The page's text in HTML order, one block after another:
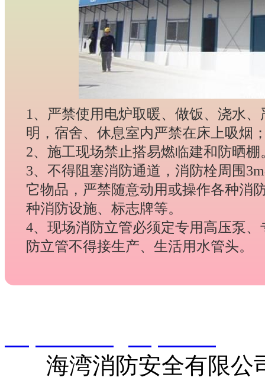
1、严禁使用电炉取暖、做饭、浇水
明，宿舍、休息室内严禁在床上吸烟
2、施工现场禁止搭易燃临建和防晒棚
3、不得阻塞消防通道，消防栓周围
它物品，严禁随意动用或操作各种消
种消防设施、标志牌等。
4、现场消防立管必须定专用高压泵
防立管不得接生产、生活用水管头。
海湾消防安全有限公